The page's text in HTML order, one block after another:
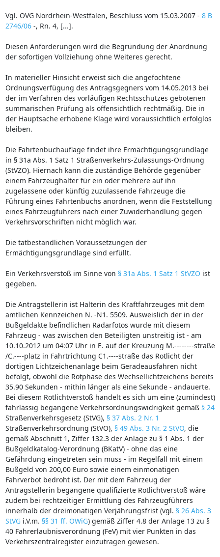
Vgl. OVG Nordrhein-Westfalen, Beschluss vom 15.03.2007 - 8 B
2746/06-, Rn. 4, [...].
Diesen Anforderungen wird die Begründung der Anordnung
der sofortigen Vollziehung ohne Weiteres gerecht.
In materieller Hinsicht erweist sich die angefochtene
Ordnungsverfügung des Antragsgegners vom 14.05.2013 bei
der im Verfahren des vorläufigen Rechtsschutzes gebotenen
summarischen Prüfung als offensichtlich rechtmäßig. Die in
der Hauptsache erhobene Klage wird voraussichtlich erfolglos
bleiben.
Die Fahrtenbuchauflage findet ihre Ermächtigungsgrundlage
in § 31a Abs. 1 Satz 1 Straßenverkehrs-Zulassungs-Ordnung
(StVZO). Hiernach kann die zuständige Behörde gegenüber
einem Fahrzeughalter für ein oder mehrere auf ihn
zugelassene oder künftig zuzulassende Fahrzeuge die
Führung eines Fahrtenbuchs anordnen, wenn die Feststellung
eines Fahrzeugführers nach einer Zuwiderhandlung gegen
Verkehrsvorschriften nicht möglich war.
Die tatbestandlichen Voraussetzungen der
Ermächtigungsgrundlage sind erfüllt.
Ein Verkehrsverstoß im Sinne von § 31a Abs. 1 Satz 1 StVZO ist
gegeben.
Die Antragstellerin ist Halterin des Kraftfahrzeuges mit dem
amtlichen Kennzeichen N. -N1. 5509. Ausweislich der in der
Bußgeldakte befindlichen Radarfotos wurde mit diesem
Fahrzeug - was zwischen den Beteiligten unstreitig ist - am
10.10.2012 um 04:07 Uhr in E. auf der Kreuzung M.--------straße
/C.----platz in Fahrtrichtung C1.----straße das Rotlicht der
dortigen Lichtzeichenanlage beim Geradeausfahren nicht
befolgt, obwohl die Rotphase des Wechsellichtzeichens bereits
35.90 Sekunden - mithin länger als eine Sekunde - andauerte.
Bei diesem Rotlichtverstoß handelt es sich um eine (zumindest)
fahrlässig begangene Verkehrsordnungswidrigkeit gemäß § 24
Straßenverkehrsgesetz (StVG), § 37 Abs. 2 Nr. 1
Straßenverkehrsordnung (StVO), § 49 Abs. 3 Nr. 2 StVO, die
gemäß Abschnitt 1, Ziffer 132.3 der Anlage zu § 1 Abs. 1 der
Bußgeldkatalog-Verordnung (BKatV) - ohne das eine
Gefährdung eingetreten sein muss - im Regelfall mit einem
Bußgeld von 200,00 Euro sowie einem einmonatigen
Fahrverbot bedroht ist. Der mit dem Fahrzeug der
Antragstellerin begangene qualifizierte Rotlichtverstoß wäre
zudem bei rechtzeitiger Ermittlung des Fahrzeugführers
innerhalb der dreimonatigen Verjährungsfrist (vgl. § 26 Abs. 3
StVGi.V.m. §§ 31 ff. OWiG) gemäß Ziffer 4.8 der Anlage 13 zu §
40 Fahrerlaubnisverordnung (FeV) mit vier Punkten in das
Verkehrszentralregister einzutragen gewesen.